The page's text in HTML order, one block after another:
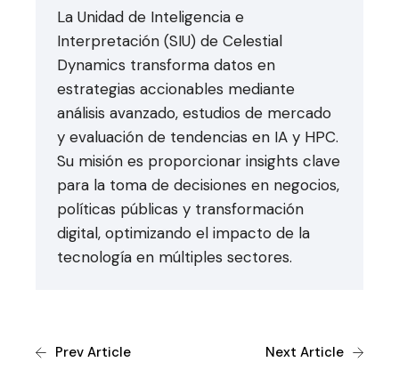
La Unidad de Inteligencia e
Interpretación (SIU) de Celestial
Dynamics transforma datos en
estrategias accionables mediante
análisis avanzado, estudios de mercado
y evaluación de tendencias en IA y HPC.
Su misión es proporcionar insights clave
para la toma de decisiones en negocios,
políticas públicas y transformación
digital, optimizando el impacto de la
tecnología en múltiples sectores.
Prev Article Next Article